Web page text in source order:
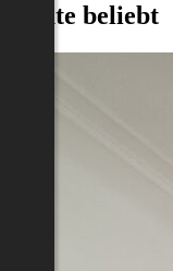
Heute beliebt